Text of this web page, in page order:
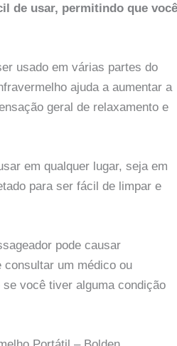
de usar, permitindo que você
usado em várias partes do
ajuda a aumentar a
geral de relaxamento e
em qualquer lugar, seja em
para ser fácil de limpar e
pode causar
um médico ou
você tiver alguma condição